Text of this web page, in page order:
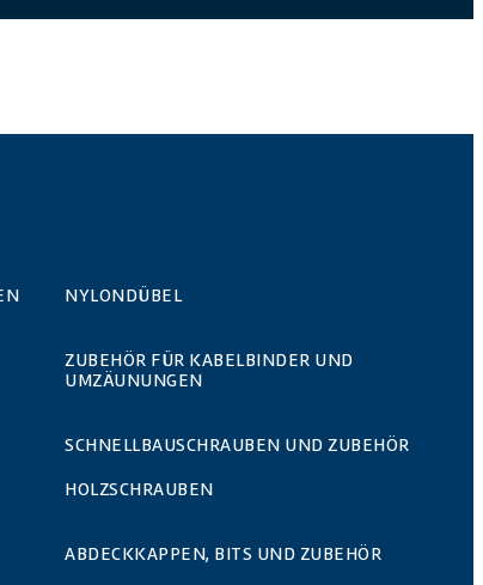
NYLONDÜBEL
ZUBEHÖR FÜR KABELBINDER UND
UMZÄUNUNGEN
SCHNELLBAUSCHRAUBEN UND ZUBEHÖR
HOLZSCHRAUBEN
ABDECKKAPPEN, BITS UND ZUBEHÖR